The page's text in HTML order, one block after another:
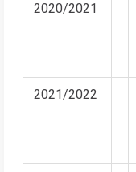
2020/2021
2021/2022